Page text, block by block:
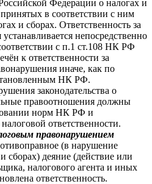
Федерации о налогах и
в соответствии с ним
и сборах. Ответственность за
непосредственно
с п.1 ст.108 НК РФ
к ответственности за
иначе, как по
НК РФ.
законодательства о
правоотношения должны
норм НК РФ и
ответственности.
правонарушением
(в нарушение
сборах) деяние (действие или
налогового агента и иных
ответственность.